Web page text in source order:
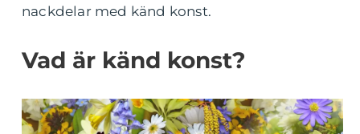
nackdelar med känd konst.
Vad är känd konst?